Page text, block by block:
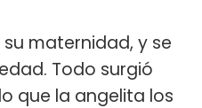
maternidad, y se
Todo surgió
que la angelita los